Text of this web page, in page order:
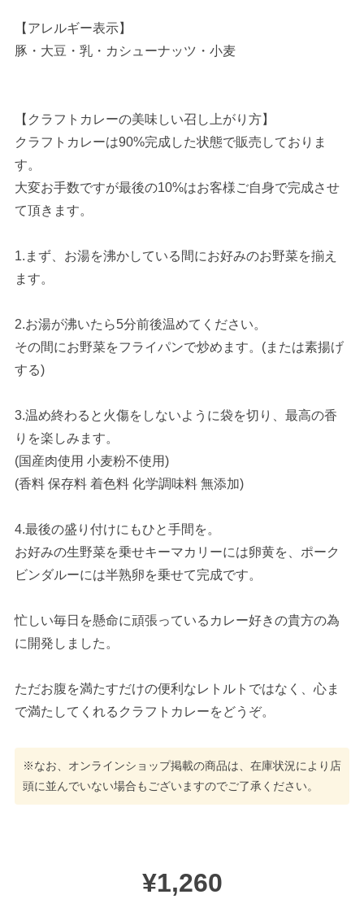
【アレルギー表示】
豚・大豆・乳・カシューナッツ・小麦
【クラフトカレーの美味しい召し上がり方】
クラフトカレーは90%完成した状態で販売しておりま
す。
大変お手数ですが最後の10%はお客様ご自身で完成させ
て頂きます。
1.まず、お湯を沸かしている間にお好みのお野菜を揃え
ます。
2.お湯が沸いたら5分前後温めてください。
その間にお野菜をフライパンで炒めます。(または素揚げ
する)
3.温め終わると火傷をしないように袋を切り、最高の香
りを楽しみます。
(国産肉使用 小麦粉不使用)
(香料 保存料 着色料 化学調味料 無添加)
4.最後の盛り付けにもひと手間を。
お好みの生野菜を乗せキーマカリーには卵黄を、ポーク
ビンダルーには半熟卵を乗せて完成です。
忙しい毎日を懸命に頑張っているカレー好きの貴方の為
に開発しました。
ただお腹を満たすだけの便利なレトルトではなく、心ま
で満たしてくれるクラフトカレーをどうぞ。
※なお、オンラインショップ掲載の商品は、在庫状況により店
頭に並んでいない場合もございますのでご了承ください。
¥1,260